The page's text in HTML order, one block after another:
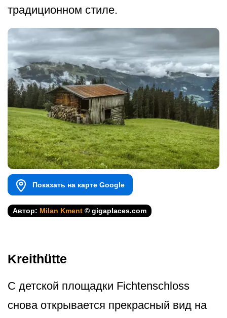
традиционном стиле.
Показать на карте Google
Автор: Milan Kment © gigaplaces.com
Kreithütte
С детской площадки Fichtenschloss
снова открывается прекрасный вид на